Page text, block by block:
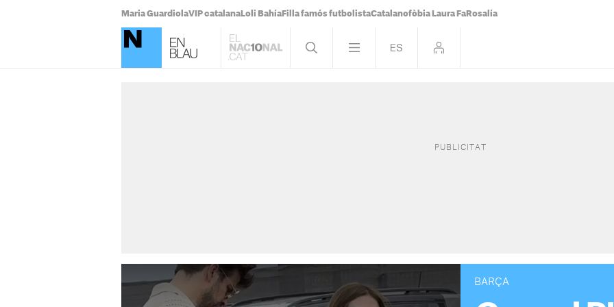
Maria GuardiolaVIP catalana Loli Bahía Filla famós futbolistaCatalanofòbia Laura Fa Rosalía
BARÇA